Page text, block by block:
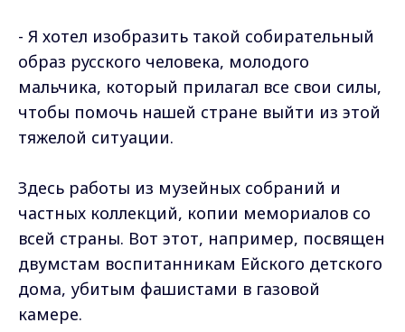
- Я хотел изобразить такой собирательный
образ русского человека, молодого
мальчика, который прилагал все свои силы,
чтобы помочь нашей стране выйти из этой
тяжелой ситуации.
Здесь работы из музейных собраний и
частных коллекций, копии мемориалов со
всей страны. Вот этот, например, посвящен
двумстам воспитанникам Ейского детского
дома, убитым фашистами в газовой
камере.